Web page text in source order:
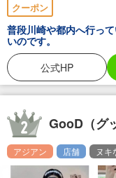
クーポン
普段川崎や都内へ行っ
いのです。
公式HP
GooD（グ
アジアン 店舗 ヌキ